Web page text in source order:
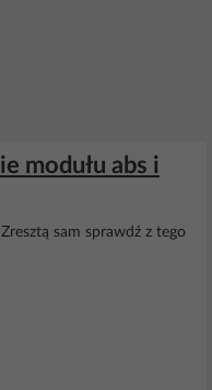
modułu abs i
sam sprawdź z tego